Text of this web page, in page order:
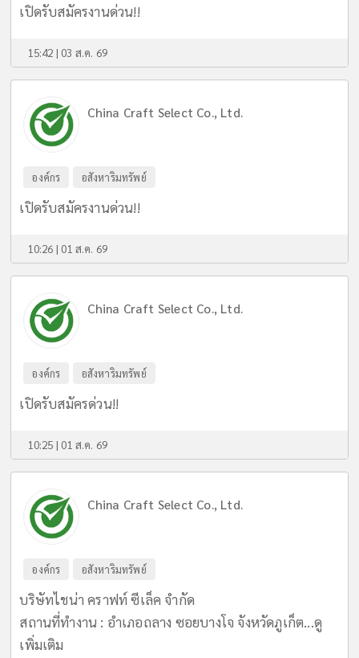
เปิดรับสมัครงานด่วน!!
15:42 | 03 ส.ค. 69
China Craft Select Co., Ltd.
องค์กร อสังหาริมทรัพย์
เปิดรับสมัครงานด่วน!!
10:26 | 01 ส.ค. 69
China Craft Select Co., Ltd.
องค์กร อสังหาริมทรัพย์
เปิดรับสมัครด่วน!!
10:25 | 01 ส.ค. 69
China Craft Select Co., Ltd.
องค์กร อสังหาริมทรัพย์
บริษัทไชน่า คราฟท์ ซีเล็ค จำกัด
สถานที่ทำงาน : อำเภอถลาง ซอยบางโจ จังหวัดภูเก็ต...ดู
เพิ่มเติม